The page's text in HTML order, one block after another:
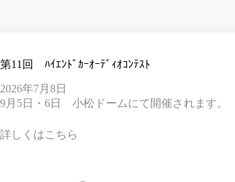
第11回 ﾊｲｴﾝﾄﾞｶｰｵｰﾃﾞｨｵｺﾝﾃｽﾄ
2026年7月8日
9月5日・6日 小松ドームにて開催されます
詳しくはこちら